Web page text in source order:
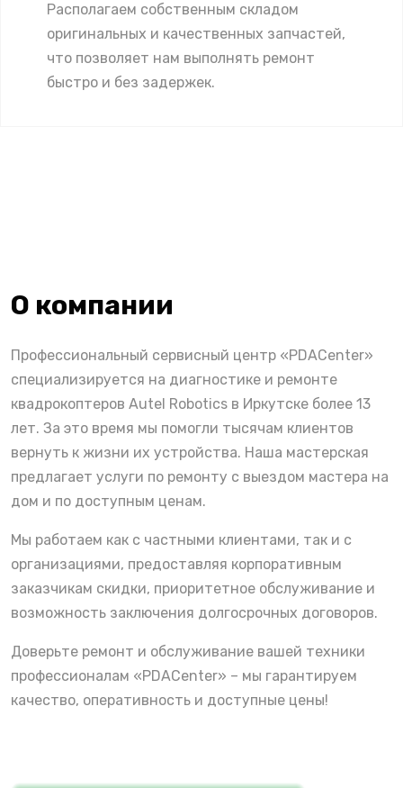
Располагаем собственным складом
оригинальных и качественных запчастей,
что позволяет нам выполнять ремонт
быстро и без задержек.
О компании
Профессиональный сервисный центр «PDACenter»
специализируется на диагностике и ремонте
квадрокоптеров Autel Robotics в Иркутске более 13
лет. За это время мы помогли тысячам клиентов
вернуть к жизни их устройства. Наша мастерская
предлагает услуги по ремонту с выездом мастера на
дом и по доступным ценам.
Мы работаем как с частными клиентами, так и с
организациями, предоставляя корпоративным
заказчикам скидки, приоритетное обслуживание и
возможность заключения долгосрочных договоров.
Доверьте ремонт и обслуживание вашей техники
профессионалам «PDACenter» – мы гарантируем
качество, оперативность и доступные цены!